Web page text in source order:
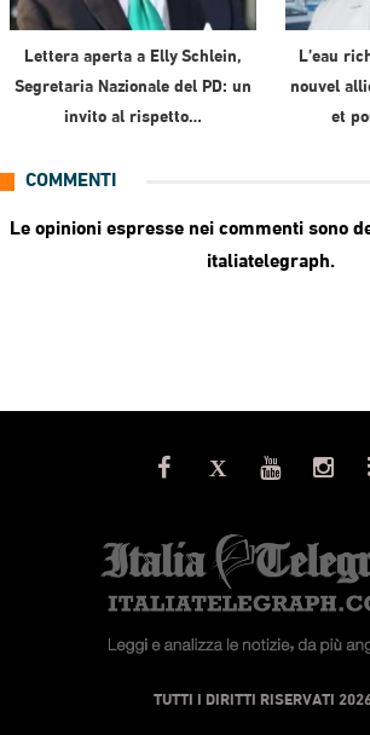
Lettera aperta a Elly Schlein,
Segretaria Nazionale del PD: un
invito al rispetto…
L’eau
nouvel
et
COMMENTI
Le opinioni espresse nei commenti sono
italiatelegraph.